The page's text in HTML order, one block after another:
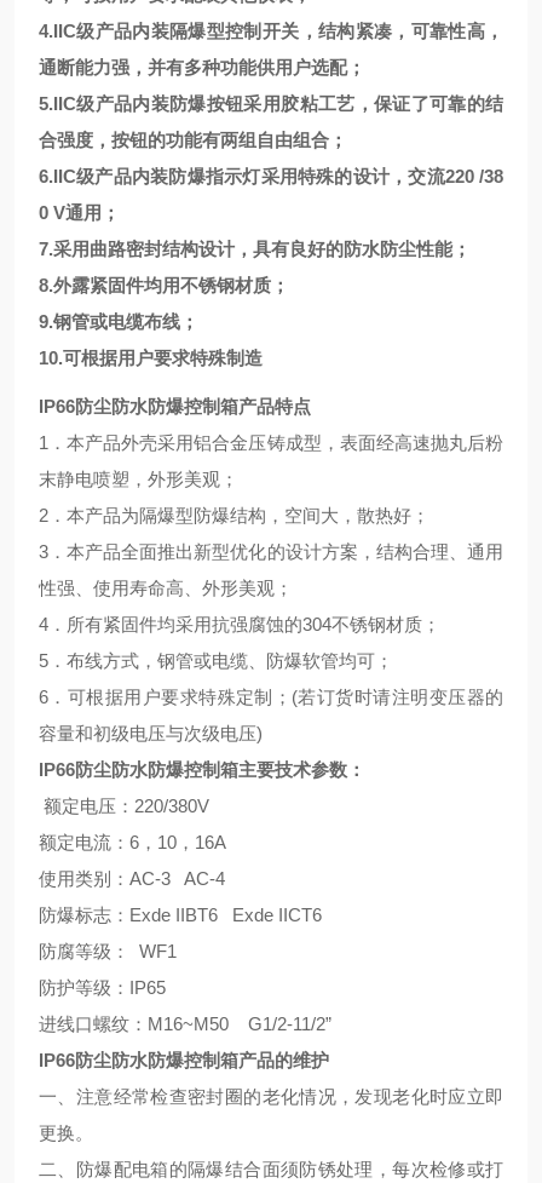
4.IIC级产品内装隔爆型控制开关，结构紧凑，可靠性高，
通断能力强，并有多种功能供用户选配；
5.IIC级产品内装防爆按钮采用胶粘工艺，保证了可靠的结
合强度，按钮的功能有两组自由组合；
6.IIC级产品内装防爆指示灯采用特殊的设计，交流220 /38
0 V通用；
7.采用曲路密封结构设计，具有良好的防水防尘性能；
8.外露紧固件均用不锈钢材质；
9.钢管或电缆布线；
10.可根据用户要求特殊制造
IP66防尘防水防爆控制箱产品特点
1．本产品外壳采用铝合金压铸成型，表面经高速抛丸后粉
末静电喷塑，外形美观；
2．本产品为隔爆型防爆结构，空间大，散热好；
3．本产品全面推出新型优化的设计方案，结构合理、通用
性强、使用寿命高、外形美观；
4．所有紧固件均采用抗强腐蚀的304不锈钢材质；
5．布线方式，钢管或电缆、防爆软管均可；
6．可根据用户要求特殊定制；(若订货时请注明变压器的
容量和初级电压与次级电压)
IP66防尘防水防爆控制箱主要技术参数：
额定电压：220/380V
额定电流：6，10，16A
使用类别：AC-3 AC-4
防爆标志：Exde IIBT6 Exde IICT6
防腐等级： WF1
防护等级：IP65
进线口螺纹：M16~M50 G1/2-11/2”
IP66防尘防水防爆控制箱产品的维护
一、注意经常检查密封圈的老化情况，发现老化时应立即
更换。
二、防爆配电箱的隔爆结合面须防锈处理，每次检修或打